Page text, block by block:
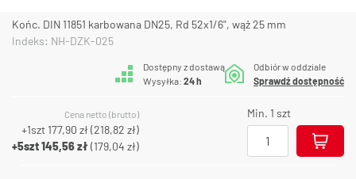
Końc. DIN 11851 karbowana DN25, Rd 52x1/6", wąż 25 mm
Indeks: NH-DZK-025
Dostępny z dostawą
Wysyłka: 24 h
Odbiór w oddziale
Sprawdź dostępność
Cena netto (brutto)
+1szt 177,90 zł(218,82 zł)
+5szt145,56 zł(179,04 zł)
Min. 1 szt